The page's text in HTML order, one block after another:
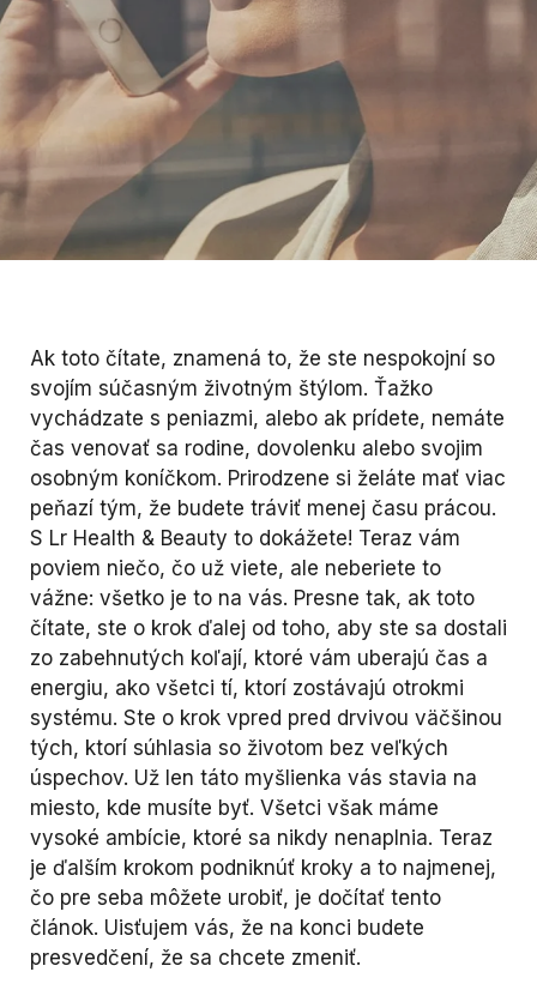
Ak toto čítate, znamená to, že ste nespokojní so
svojím súčasným životným štýlom. Ťažko
vychádzate s peniazmi, alebo ak prídete, nemáte
čas venovať sa rodine, dovolenku alebo svojim
osobným koníčkom. Prirodzene si želáte mať viac
peňazí tým, že budete tráviť menej času prácou.
S Lr Health & Beauty to dokážete! Teraz vám
poviem niečo, čo už viete, ale neberiete to
vážne: všetko je to na vás. Presne tak, ak toto
čítate, ste o krok ďalej od toho, aby ste sa dostali
zo zabehnutých koľají, ktoré vám uberajú čas a
energiu, ako všetci tí, ktorí zostávajú otrokmi
systému. Ste o krok vpred pred drvivou väčšinou
tých, ktorí súhlasia so životom bez veľkých
úspechov. Už len táto myšlienka vás stavia na
miesto, kde musíte byť. Všetci však máme
vysoké ambície, ktoré sa nikdy nenaplnia. Teraz
je ďalším krokom podniknúť kroky a to najmenej,
čo pre seba môžete urobiť, je dočítať tento
článok. Uisťujem vás, že na konci budete
presvedčení, že sa chcete zmeniť.